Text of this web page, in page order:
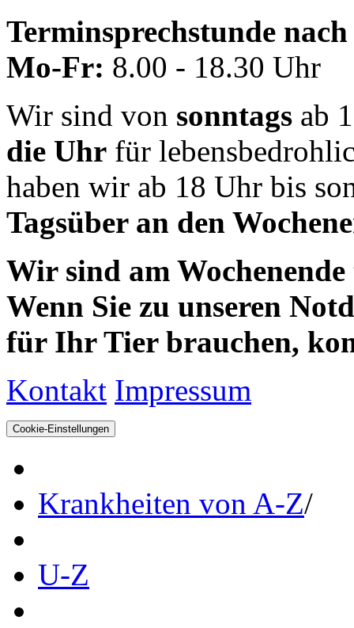
Terminsprechstunde
Mo-Fr: 8.00 - 18.30 Uhr
Wir sind von sonntags ab
die Uhr für
haben wir ab 18 Uhr bis
Tagsüber an den
Wir sind am
Wenn Sie zu unseren
für Ihr Tier brauchen,
Kontakt Impressum
Cookie-Einstellungen
Krankheiten von A-Z/
U-Z